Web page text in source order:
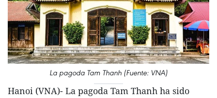
La pagoda Tam Thanh (Fuente: VNA)
Hanoi (VNA)- La pagoda Tam Thanh ha sido